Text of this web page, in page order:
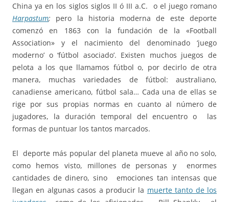
China ya en los siglos siglos II ó III a.C. o el juego romano
Harpastum; pero la historia moderna de este deporte
comenzó en 1863 con la fundación de la «Football
Association» y el nacimiento del denominado ‘juego
moderno’ o ‘fútbol asociado’. Existen muchos juegos de
pelota a los que llamamos fútbol o, por decirlo de otra
manera, muchas variedades de fútbol: australiano,
canadiense americano, fútbol sala… Cada una de ellas se
rige por sus propias normas en cuanto al número de
jugadores, la duración temporal del encuentro o las
formas de puntuar los tantos marcados.
El deporte más popular del planeta mueve al año no solo,
como hemos visto, millones de personas y enormes
cantidades de dinero, sino emociones tan intensas que
llegan en algunas casos a producir la muerte tanto de los